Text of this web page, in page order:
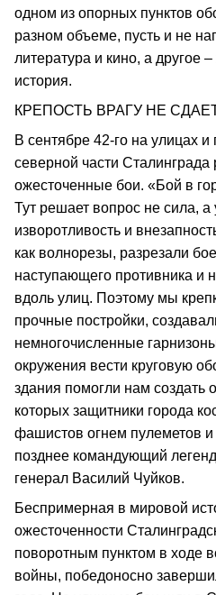
одном из опорных пунктов
разном объеме, пусть и не
литература и кино, а другое
история.
КРЕПОСТЬ ВРАГУ НЕ
В сентябре 42-го на улицах
северной части Сталинграда
ожесточенные бои. «Бой в
Тут решает вопрос не сила, а
изворотливость и
как волнорезы, разрезали
наступающего противника и
вдоль улиц. Поэтому мы
прочные постройки,
немногочисленные
окружения вести круговую
здания помогли нам создать
которых защитники города
фашистов огнем пулеметов
позднее командующий
генерал Василий Чуйков.
Беспримерная в мировой
ожесточенности
поворотным пунктом в ходе
войны, победоносно